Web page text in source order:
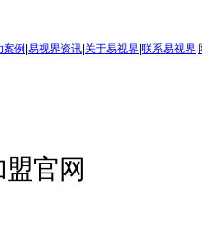
案例 易视界资讯 关于易视界 联系易视界
官网